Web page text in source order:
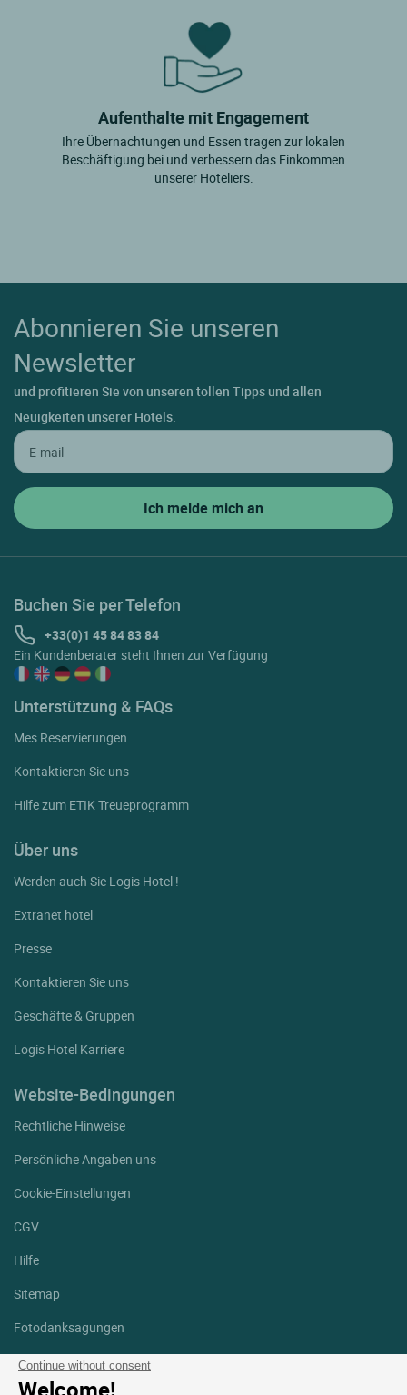
Continue without consent
Aufenthalte mit Engagement
Ihre Übernachtungen und Essen tragen zur lokalen
Beschäftigung bei und verbessern das Einkommen
unserer Hoteliers.
Abonnieren Sie unseren
Newsletter
und profitieren Sie von unseren tollen Tipps und allen
Neuigkeiten unserer Hotels.
Buchen Sie per Telefon
+33(0)1 45 84 83 84
Ein Kundenberater steht Ihnen zur Verfügung
Unterstützung & FAQs
Mes Reservierungen
Kontaktieren Sie uns
Hilfe zum ETIK Treueprogramm
Über uns
Werden auch Sie Logis Hotel !
Extranet hotel
Presse
Kontaktieren Sie uns
Geschäfte & Gruppen
Logis Hotel Karriere
Website-Bedingungen
Rechtliche Hinweise
Persönliche Angaben uns
Cookie-Einstellungen
CGV
Hilfe
Sitemap
Fotodanksagungen
Folgen Sie uns
Facebook